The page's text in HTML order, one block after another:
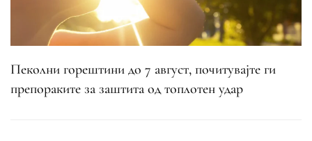
Пеколни горештини до 7 август, почитувајте ги
препораките за заштита од топлотен удар